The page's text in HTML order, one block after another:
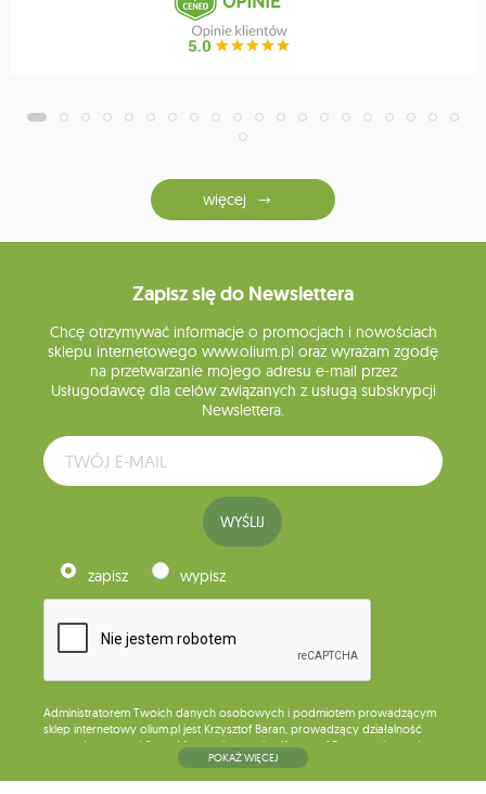
więcej
Zapisz się do Newslettera
Chcę otrzymywać informacje o promocjach i nowościach
sklepu internetowego www.olium.pl oraz wyrażam zgodę
na przetwarzanie mojego adresu e-mail przez
Usługodawcę dla celów związanych z usługą subskrypcji
Newslettera.
WYŚLIJ
zapisz wypisz
Administratorem Twoich danych osobowych i podmiotem prowadzącym
sklep internetowy olium.pl jest Krzysztof Baran, prowadzący działalność
gospodarczą pod firmą: Mouton Interactive Krzysztof Baran wpisaną do
Centralnej Ewidencji i Informacji o Działalności Gospodarczej, adres
głównego miejsca wykonywania działalności w Siedlcach, ul. Starowiejska
POKAŻ WIĘCEJ